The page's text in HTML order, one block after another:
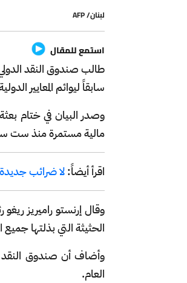
لبنان/ AFP
استمع للمقال
سابقاً ليوائم المعايير
وصدر البيان في ختام
مالية مستمرة منذ ست
اقرأ أيضاً:لا ضرائب جديدة
وقال إرنستو راميريز
الحثيثة التي بذلتها
وأضاف أن صندوق النقد
العام.